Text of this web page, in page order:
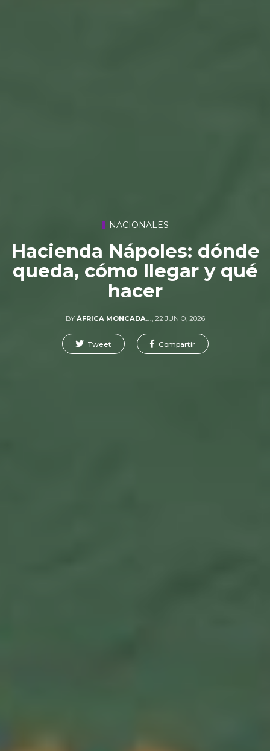
NACIONALES
Hacienda Nápoles: dónde
queda, cómo llegar y qué
hacer
BY ÁFRICA MONCADA…, 22 JUNIO, 2026
Tweet Compartir